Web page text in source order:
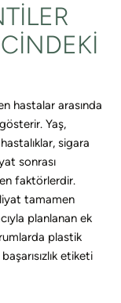
hastalar arasında
Yaş,
sigara
sonrası
faktörlerdir.
tamamen
planlanan ek
plastik
etiketi